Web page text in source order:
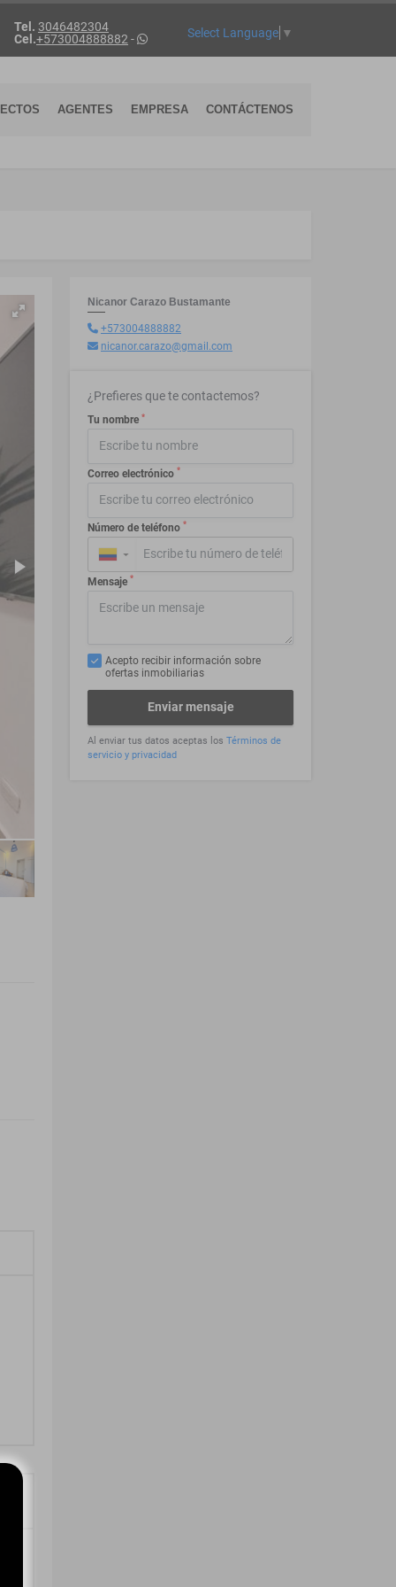
Tel. 3046482304
Cel.+573004888882 - Select Language ▼
AGENTES EMPRESA CONTÁCTENOS
Nicanor Carazo Bustamante
+573004888882
nicanor.carazo@gmail.com
¿Prefieres que te contactemos?
Tu nombre *
Correo electrónico *
Número de teléfono *
▼
Mensaje *
Acepto recibir información sobre
ofertas inmobiliarias
Enviar mensaje
Al enviar tus datos aceptas los Términos de
servicio y privacidad